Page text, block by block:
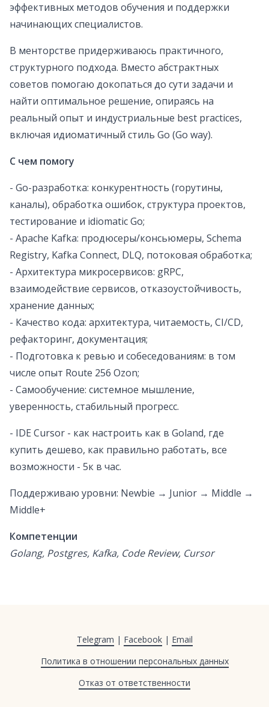
эффективных методов обучения и поддержки
начинающих специалистов.
В менторстве придерживаюсь практичного,
структурного подхода. Вместо абстрактных
советов помогаю докопаться до сути задачи и
найти оптимальное решение, опираясь на
реальный опыт и индустриальные best practices,
включая идиоматичный стиль Go (Go way).
С чем помогу
- Go-разработка: конкурентность (горутины,
каналы), обработка ошибок, структура проектов,
тестирование и idiomatic Go;
- Apache Kafka: продюсеры/консьюмеры, Schema
Registry, Kafka Connect, DLQ, потоковая обработка;
- Архитектура микросервисов: gRPC,
взаимодействие сервисов, отказоустойчивость,
хранение данных;
- Качество кода: архитектура, читаемость, CI/CD,
рефакторинг, документация;
- Подготовка к ревью и собеседованиям: в том
числе опыт Route 256 Ozon;
- Самообучение: системное мышление,
уверенность, стабильный прогресс.
- IDE Cursor - как настроить как в Goland, где
купить дешево, как правильно работать, все
возможности - 5к в час.
Поддерживаю уровни: Newbie → Junior → Middle →
Middle+
Компетенции
Golang, Postgres, Kafka, Code Review, Cursor
Telegram | Facebook| Email
Политика в отношении персональных данных
Отказ от ответственности